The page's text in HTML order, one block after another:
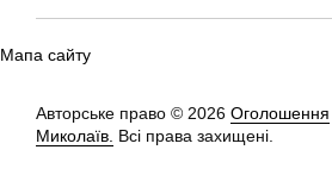
Мапа сайту
Авторське право © 2026 Оголошення
Миколаїв. Всі права захищені.